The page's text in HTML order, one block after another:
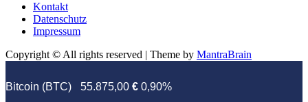
Kontakt
Datenschutz
Impressum
Copyright © All rights reserved | Theme by MantraBrain
Bitcoin (BTC) 55.875,00 € 0,90%